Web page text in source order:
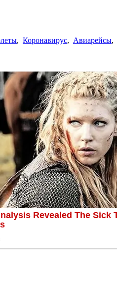
, Коронавирус, Авиарейсы,